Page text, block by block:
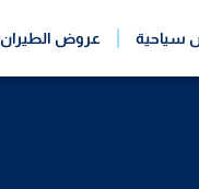
سياحية عروض الطيران